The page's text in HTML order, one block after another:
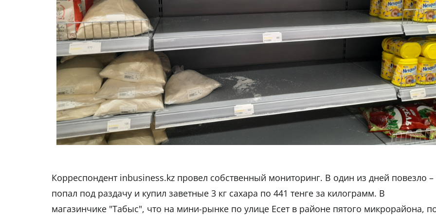
Корреспондент inbusiness.kz провел собственный мониторинг. В один из дней повезло –
попал под раздачу и купил заветные 3 кг сахара по 441 тенге за килограмм. В
магазинчике "Табыс", что на мини-рынке по улице Есет в районе пятого микрорайона,